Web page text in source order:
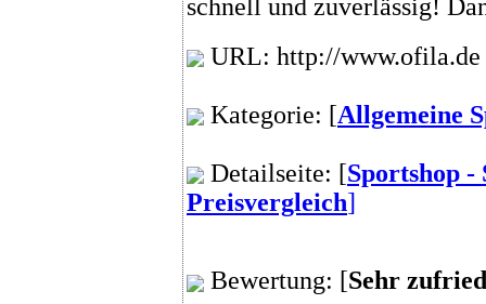
schnell und zuverlässig!
URL: http://www.ofila.de
Kategorie: [Allgemeine
Detailseite: [Sportshop
Preisvergleich]
Bewertung: [Sehr